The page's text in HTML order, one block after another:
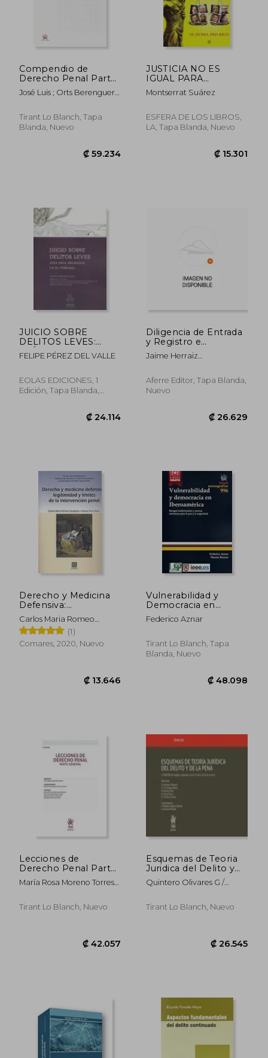
Compendio de
Derecho Penal Parte
General
José Luis ; Orts Berenguer,
Tirant Lo Blanch, Tapa
Blanda, Nuevo
₡ 59.234
JUSTICIA NO ES
IGUAL PARA
TODOS,LA
Montserrat Suárez
ESFERA DE LOS LIBROS,
LA, Tapa Blanda, Nuevo
₡
JUICIO SOBRE
DELITOS LEVES:
GUÍA PARA
ABOGADOS EN EL
TÉCNCIO)
FELIPE PÉREZ DEL VALLE
EOLAS EDICIONES, 1
Edición, Tapa Blanda,
Diligencia de Entrada
y Registro e
Inviolabilidad de
Domicilio: Análisis
Prácticas
Jaime Herraiz
Ra&Uacute;L D&Iacute;Az
S&Aacute;Ez
Aferre Editor, Tapa Blanda,
Nuevo
Derecho y Medicina
Defensiva:
Legitimidad y Límites
de la Intervención
Penal
Carlos Maria Romeo
Casabona
(1)
Comares, 2020, Nuevo
Vulnerabilidad y
Democracia en
Iberoamérica
(Monografías)
Federico Aznar
Tirant Lo Blanch, Tapa
Blanda, Nuevo
Lecciones de
Derecho Penal Parte
General 3ª Edición
2016
María Rosa Moreno Torres
Tirant Lo Blanch, Nuevo
Esquemas de Teoria
Juridica del Delito y
de la Pena Tomo xix
Quintero Olivares G /
Morales Prats F / Garcia
Rivas N / Alvarez Garcia Fj (
Tirant Lo Blanch, Nuevo